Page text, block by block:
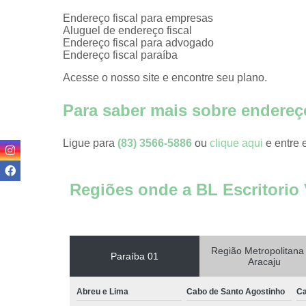
Coworking
Domicílios
virtuais
Escritório
Endereço fiscal para empresas
Aluguel de endereço fiscal
Endereço fiscal para advogado
Endereço fiscal paraíba
Acesse o nosso site e encontre seu plano.
Para saber mais sobre
Ligue para (83) 3566-5886 ou clique aqui e entre
Regiões onde a BL Escritorio
Paraíba 01
Região Metropolitana
Aracaju
Abreu e Lima Cabo de Santo Agostinho